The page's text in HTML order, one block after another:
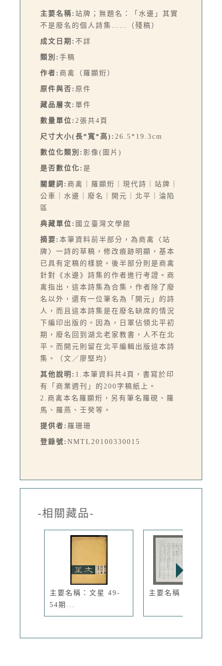
主要名稱: 站牌；無題名：「水邊」其實
不是廢名的個人詩集……（殘稿）
成文日期: 不詳
類別: 手稿
作者: 商禽（羅顯烆）
原件與否: 原件
藏品層次: 單件
數量單位: 2張共4頁
尺寸大小(長*寬*高): 26.5*19.3cm
數位化類別: 影像(圖片)
是否數位化: 是
關鍵詞: 商禽｜羅顯烆｜現代詩｜站牌｜
公車｜水邊｜廢名｜開元｜北平｜淪陷
區
典藏單位: 國立臺灣文學館
摘要: 本筆資料前半部分，為商禽〈站
牌〉一詩的草稿，修改痕跡明顯，基本
已具有定稿的樣貌。後半部分則是商禽
針對《水邊》詩集的作者進行考證。商
禽指出，這本詩集為合集，作者除了廢
名以外，還有一位筆名為「開元」的詩
人，而且這本詩集是在廢名缺席的情況
下編印出版的。因為，日軍佔領北平初
期，廢名回到湖北老家教書，人不在北
平。而開元則留在北平編輯出版這本詩
集。（文／廖堅均）
其他說明: 1.本筆資料共4頁，書寫於印
有「商業週刊」的200字稿紙上。
2.商禽本名羅顯烆，另有筆名羅硯、羅
馬、羅燕、壬癸等。
提供者: 羅珊珊
登錄號: NMTL20100330015
-相關藏品-
主要名稱：文星 49-
54期...
主要名稱：人行道